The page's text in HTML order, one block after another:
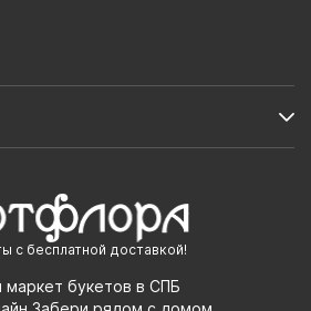
с бесплатной доставкой!
маркет букетов в СПБ